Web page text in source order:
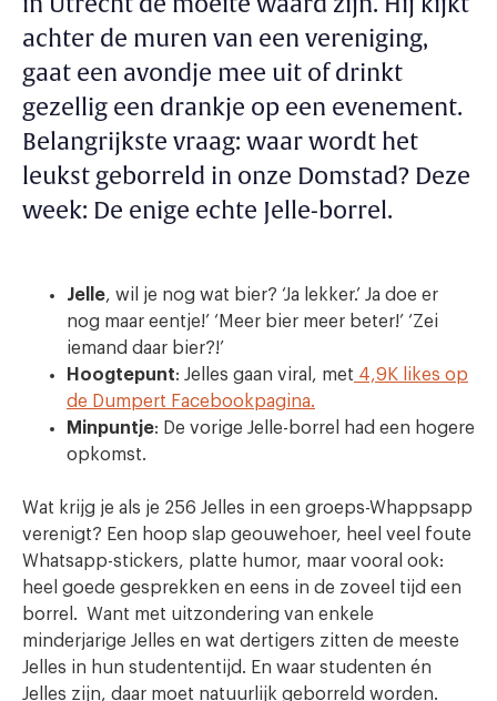
achter de muren van een vereniging,
gaat een avondje mee uit of drinkt
gezellig een drankje op een evenement.
Belangrijkste vraag: waar wordt het
leukst geborreld in onze Domstad? Deze
week: De enige echte Jelle-borrel.
Jelle, wil je nog wat bier? ‘Ja lekker.’ Ja doe er
nog maar eentje!’ ‘Meer bier meer beter!’ ‘Zei
iemand daar bier?!’
Hoogtepunt: Jelles gaan viral, met 4,9K likes op
de Dumpert Facebookpagina.
Minpuntje: De vorige Jelle-borrel had een hogere
opkomst.
Wat krijg je als je 256 Jelles in een groeps-Whappsapp
verenigt? Een hoop slap geouwehoer, heel veel foute
Whatsapp-stickers, platte humor, maar vooral ook:
heel goede gesprekken en eens in de zoveel tijd een
borrel. Want met uitzondering van enkele
minderjarige Jelles en wat dertigers zitten de meeste
Jelles in hun studententijd. En waar studenten én
Jelles zijn, daar moet natuurlijk geborreld worden.